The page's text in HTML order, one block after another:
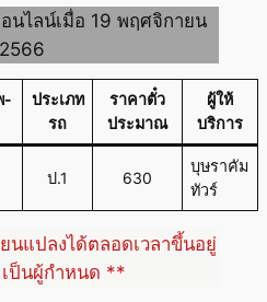
นไลน์เมื่อ 19 พฤศจิกายน
2566
-
ประเภท
รถ
ราคาตั๋ว
ประมาณ
ผู้ให้
บริการ
ป.1 630
บุษราคัม
ทัวร์
นแปลงได้ตลอดเวลาขึ้นอยู่
ป็นผู้กำหนด **